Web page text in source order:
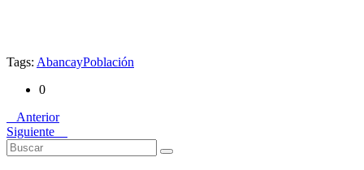
Tags: AbancayPoblación
0
Anterior
Siguiente